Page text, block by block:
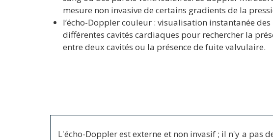
mesure non invasive de certains gradients de la
l’écho-Doppler couleur : visualisation instantanée
différentes cavités cardiaques pour rechercher la
entre deux cavités ou la présence de fuite valvulaire.
L'écho-Doppler est externe et non invasif ; il n'y a pas